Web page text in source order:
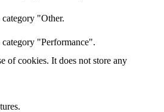
"Other.
"Performance".
of cookies. It does not store any